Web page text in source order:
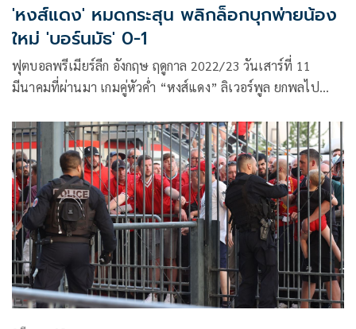
'หงส์แดง' หมดกระสุน พลิกล็อกบุกพ่ายน้อง
ใหม่ 'บอร์นมัธ' 0-1
ฟุตบอลพรีเมียร์ลีก อังกฤษ ฤดูกาล 2022/23 วันเสาร์ที่ 11
มีนาคมที่ผ่านมา เกมคู่หัวค่ำ “หงส์แดง” ลิเวอร์พูล ยกพลไป